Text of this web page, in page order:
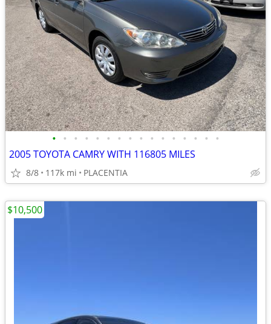
• • • • • • • • • • • • • • • •
2005 TOYOTA CAMRY WITH 116805 MILES
8/8 117k mi PLACENTIA
$10,500